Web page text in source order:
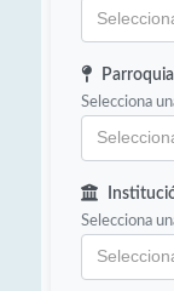
Selecciona
Selecciona